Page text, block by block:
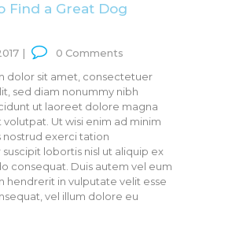
Find a Great Dog
0 Comments
dolor sit amet, consectetuer
sed diam nonummy nibh
ut laoreet dolore magna
volutpat. Ut wisi enim ad minim
nostrud exerci tation
lobortis nisl ut aliquip ex
consequat. Duis autem vel eum
hendrerit in vulputate velit esse
vel illum dolore eu